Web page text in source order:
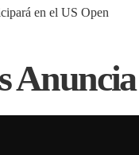
en el US Open